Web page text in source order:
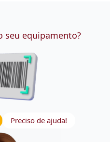
seu equipamento?
Preciso de ajuda!